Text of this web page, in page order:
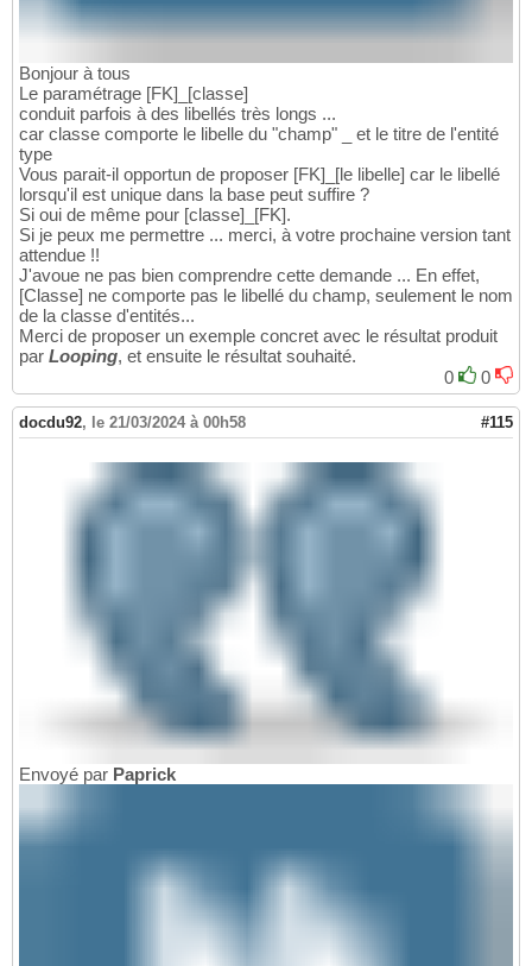
Bonjour à tous
Le paramétrage [FK]_[classe]
conduit parfois à des libellés très longs ...
car classe comporte le libelle du "champ" _ et le titre de l'entité
type
Vous parait-il opportun de proposer [FK]_[le libelle] car le libellé
lorsqu'il est unique dans la base peut suffire ?
Si oui de même pour [classe]_[FK].
Si je peux me permettre ... merci, à votre prochaine version tant
attendue !!
J'avoue ne pas bien comprendre cette demande ... En effet,
[Classe] ne comporte pas le libellé du champ, seulement le nom
de la classe d'entités...
Merci de proposer un exemple concret avec le résultat produit
par Looping, et ensuite le résultat souhaité.
0
0
docdu92, le 21/03/2024 à 00h58 #115
Envoyé par Paprick